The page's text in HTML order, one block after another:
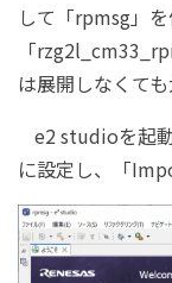
して「rpmsg」
「
は展開しなくても
e2 studioを起
に設定し、「